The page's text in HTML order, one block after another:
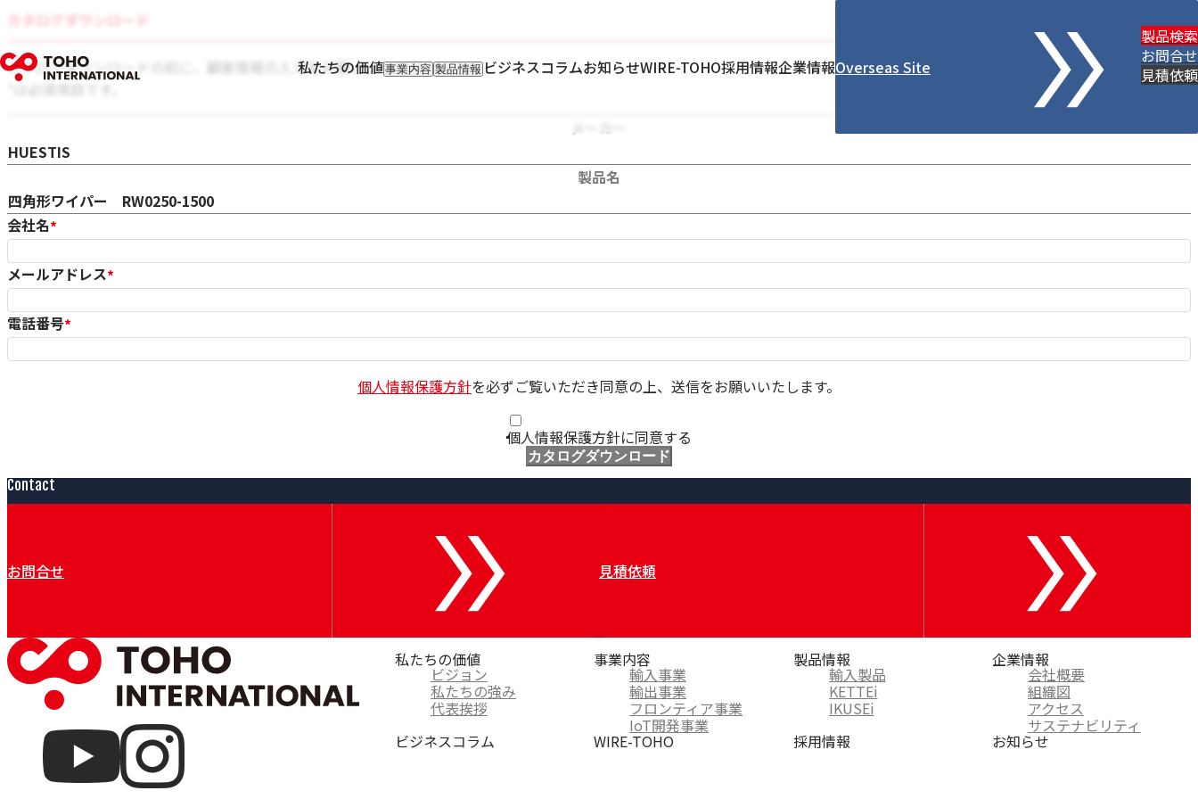
私たちの価値事業内容 製品情報 ビジネスコラムお知らせWIRE-TOHO採用情報企業情報Overseas Site
製品検索
お問合せ
見積依頼
カタログダウンロード
カタログダウンロードの前に、顧客情報の入力をお願いいたします。
*は必須項目です。
HUESTIS
製品名
四角形ワイパー RW0250-1500
会社名*
メールアドレス*
電話番号*
個人情報保護方針を必ずご覧いただき同意の上、送信をお願いいたします。
個人情報保護方針に同意する
カタログダウンロード
Contact
お問合せ 見積依頼
私たちの価値
ビジョン
私たちの強み
代表挨拶
事業内容
輸入事業
輸出事業
フロンティア事業
IoT開発事業
製品情報
輸入製品
KETTEi
IKUSEi
企業情報
会社概要
組織図
アクセス
サステナビリティ
ビジネスコラム WIRE-TOHO 採用情報 お知らせ